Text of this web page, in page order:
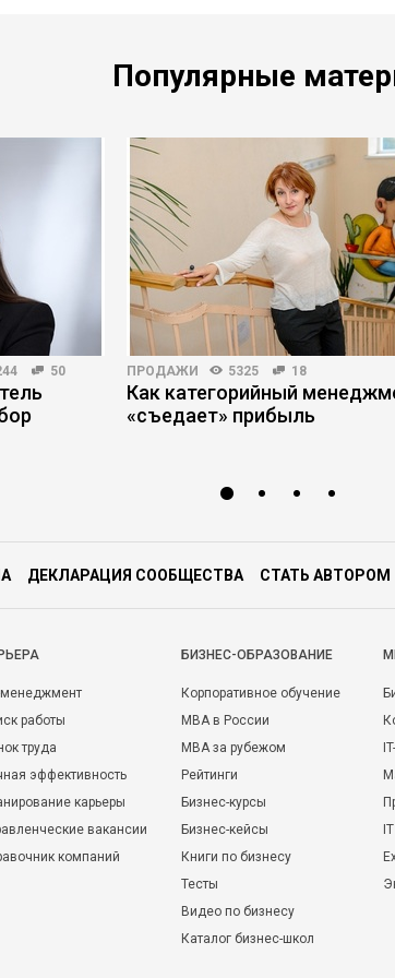
Популярные
50 ПРОДАЖИ 5325 18
Как категорийный
«съедает» прибыль
ДЕКЛАРАЦИЯ СООБЩЕСТВА СТАТЬ АВТОРОМ
менеджмент
работы
труда
эффективность
карьеры
вакансии
компаний
БИЗНЕС-ОБРАЗОВАНИЕ
Корпоративное обучение
MBA в России
MBA за рубежом
Рейтинги
Бизнес-курсы
Бизнес-кейсы
Книги по бизнесу
Тесты
Видео по бизнесу
Каталог бизнес-школ